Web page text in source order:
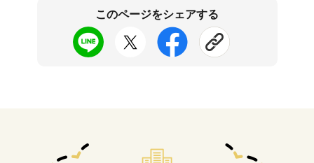
このページをシェアする